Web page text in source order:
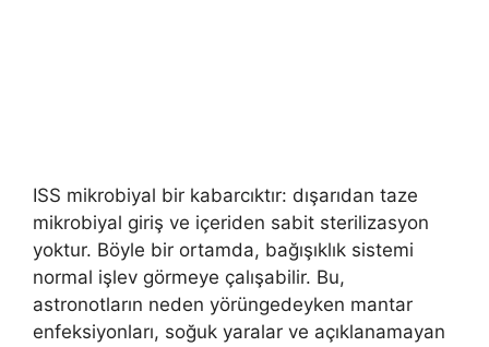
ISS mikrobiyal bir kabarcıktır: dışarıdan taze
mikrobiyal giriş ve içeriden sabit sterilizasyon
yoktur. Böyle bir ortamda, bağışıklık sistemi
normal işlev görmeye çalışabilir. Bu,
astronotların neden yörüngedeyken mantar
enfeksiyonları, soğuk yaralar ve açıklanamayan